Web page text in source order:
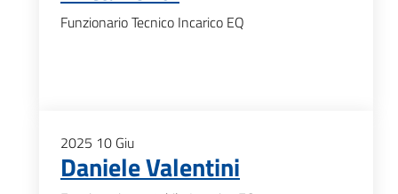
Funzionario Tecnico Incarico EQ
2025 10 Giu
Daniele Valentini